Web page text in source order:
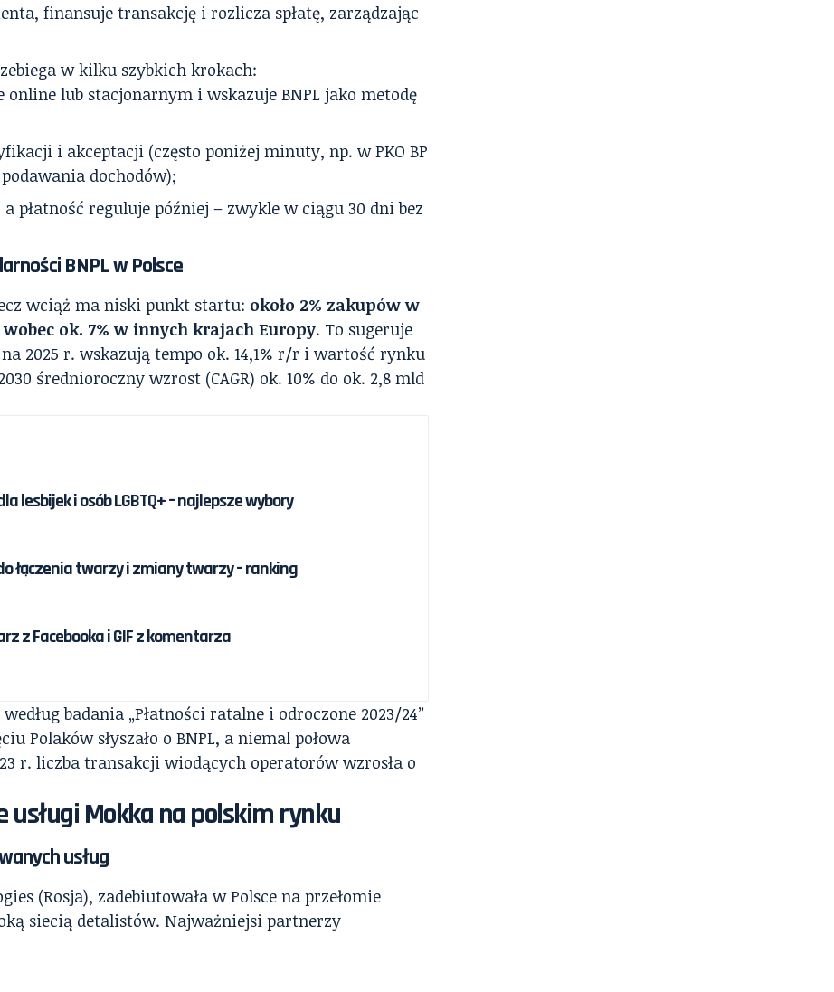
finansuje transakcję i rozlicza spłatę, zarządzając
w kilku szybkich krokach:
lub stacjonarnym i wskazuje BNPL jako metodę
i akceptacji (często poniżej minuty, np. w PKO BP
dochodów);
płatność reguluje później – zwykle w ciągu 30 dni bez
BNPL w Polsce
wciąż ma niski punkt startu: około 2% zakupów w
ok. 7% w innych krajach Europy. To sugeruje
2025 r. wskazują tempo ok. 14,1% r/r i wartość rynku
średnioroczny wzrost (CAGR) ok. 10% do ok. 2,8 mld
lesbijek i osób LGBTQ+ – najlepsze wybory
łączenia twarzy i zmiany twarzy – ranking
z Facebooka i GIF z komentarza
badania „Płatności ratalne i odroczone 2023/24”
Polaków słyszało o BNPL, a niemal połowa
r. liczba transakcji wiodących operatorów wzrosła o
Mokka na polskim rynku
usług
(Rosja), zadebiutowała w Polsce na przełomie
siecią detalistów. Najważniejsi partnerzy